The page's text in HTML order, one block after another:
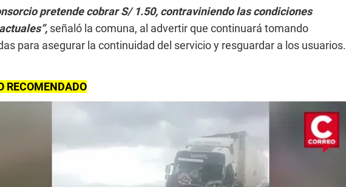
pretende cobrar S/ 1.50, contraviniendo las condiciones
señaló la comuna, al advertir que continuará tomando
para asegurar la continuidad del servicio y resguardar a los usuarios.
RECOMENDADO